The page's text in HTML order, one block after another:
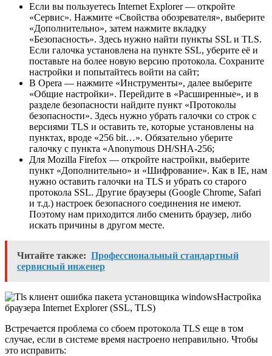
Если вы пользуетесь Internet Explorer — откройте
«Сервис». Нажмите «Свойства обозревателя», выберите
«Дополнительно», затем нажмите вкладку
«Безопасность». Здесь нужно найти пункты SSL и TLS.
Если галочка установлена на пункте SSL, уберите её и
поставьте на более новую версию протокола. Сохраните
настройки и попытайтесь войти на сайт;
В Opera — нажмите «Инструменты», далее выберите
«Общие настройки». Перейдите в «Расширенные», и в
разделе безопасности найдите пункт «Протоколы
безопасности». Здесь нужно убрать галочки со строк с
версиями TLS и оставить те, которые установлены на
пунктах, вроде «256 bit…». Обязательно уберите
галочку с пункта «Anonymous DH/SHA-256;
Для Mozilla Firefox — откройте настройки, выберите
пункт «Дополнительно» и «Шифрование». Как в IE, нам
нужно оставить галочки на TLS и убрать со старого
протокола SSL. Другие браузеры (Google Chrome, Safari
и т.д.) настроек безопасного соединения не имеют.
Поэтому нам приходится либо сменить браузер, либо
искать причины в другом месте.
Читайте также: Профессиональный стандартный
сервисный инженер
Настройка
браузера Internet Explorer (SSL, TLS)
Встречается проблема со сбоем протокола TLS еще в том
случае, если в системе время настроено неправильно. Чтобы
это исправить: